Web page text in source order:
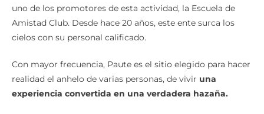
uno de los promotores de esta actividad, la Escuela de
Amistad Club. Desde hace 20 años, este ente surca los
cielos con su personal calificado.
Con mayor frecuencia, Paute es el sitio elegido para hacer
realidad el anhelo de varias personas, de vivir una
experiencia convertida en una verdadera hazaña.